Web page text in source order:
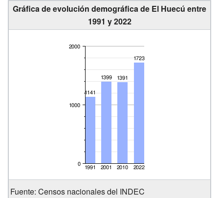
Gráfica de evolución demográfica de El Huecú entre
1991 y 2022
Fuente: Censos nacionales del INDEC